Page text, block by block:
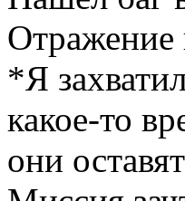
*Я
какое-то
они